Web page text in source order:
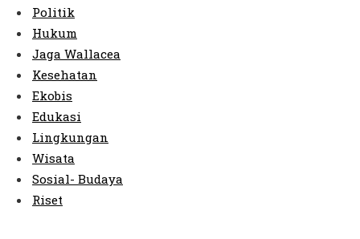
Politik
Hukum
Jaga Wallacea
Kesehatan
Ekobis
Edukasi
Lingkungan
Wisata
Sosial- Budaya
Riset